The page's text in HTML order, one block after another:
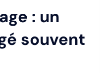
: un
souvent